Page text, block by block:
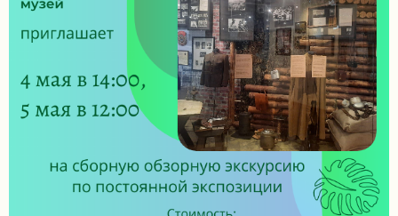
Документы